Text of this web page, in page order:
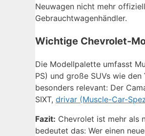
Neuwagen nicht mehr
Gebrauchtwagenhändler.
Wichtige Chevrolet-
Die Modellpalette umfasst
PS) und große SUVs wie den
besonders relevant: Der
SIXT, drivar (Muscle-Car-
Fazit: Chevrolet ist mehr als
bedeutet das: Wer einen